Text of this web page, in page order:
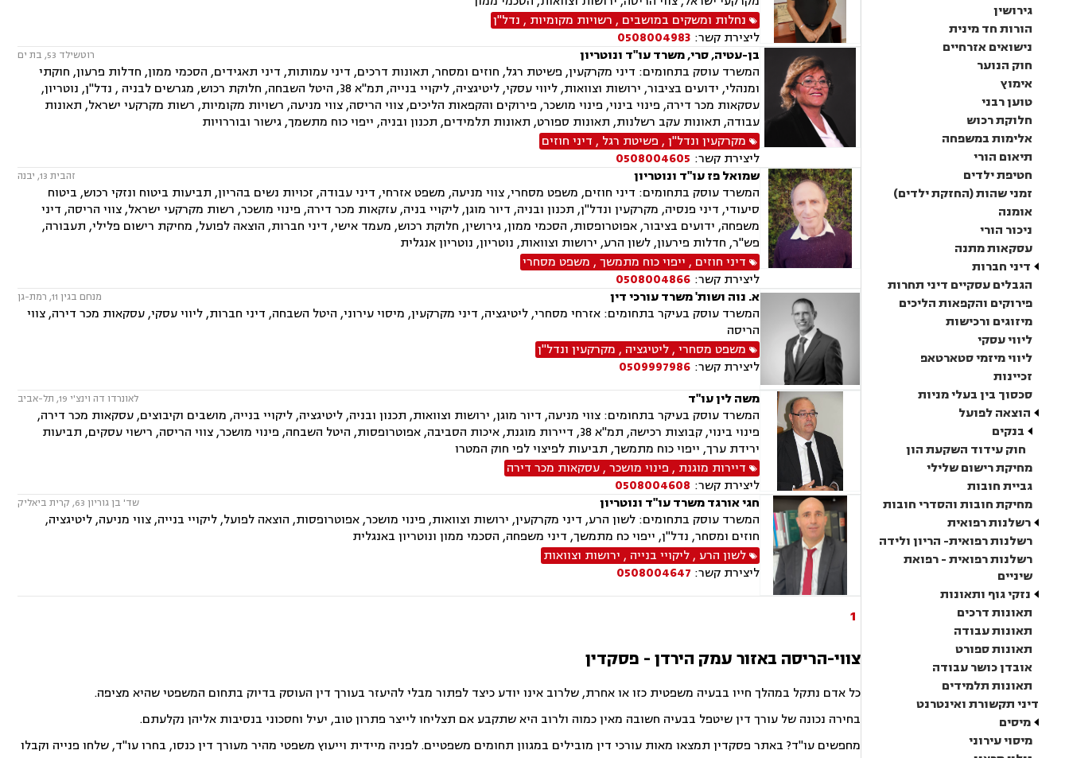
גירושין
הורות חד מינית
נישואים אזרחיים
חוק הנוער
אימוץ
טוען רבני
חלוקת רכוש
אלימות במשפחה
תיאום הורי
חטיפת ילדים
זמני שהות (החזקת ילדים)
אומנה
ניכור הורי
עסקאות מתנה
דיני חברות
הגבלים עסקיים דיני תחרות
פירוקים והקפאות הליכים
מיזוגים ורכישות
ליווי עסקי
ליווי מיזמי סטארטאפ
זכיינות
סכסוך בין בעלי מניות
הוצאה לפועל
בנקים
חוק עידוד השקעת הון
מחיקת רישום שלילי
גביית חובות
מחיקת חובות והסדרי חובות
רשלנות רפואית
רשלנות רפואית- הריון ולידה
רשלנות רפואית - רפואת
שיניים
נזקי גוף ותאונות
תאונות דרכים
תאונות עבודה
תאונות ספורט
אובדן כושר עבודה
תאונות תלמידים
דיני תקשורת ואינטרנט
מיסים
מיסוי עירוני
נחלות ומשקים במושבים , רשויות מקומיות , נדל"ן
ליצירת קשר: 0508004983
בן-עטיה, סרי, משרד עו"ד ונוטריון
רוטשילד 53, בת ים
המשרד עוסק בתחומים: דיני מקרקעין, פשיטת רגל, חוזים ומסחר, תאונות דרכים, דיני עמותות, דיני תאגידים, הסכמי ממון, חדלות פרעון, חוקתי
ומנהלי, ידועים בציבור, ירושות וצוואות, ליווי עסקי, ליטיגציה, ליקויי בנייה, תמ"א 38, היטל השבחה, חלוקת רכוש, מגרשים לבניה , נדל"ן, נוטריון,
עסקאות מכר דירה, פינוי בינוי, פינוי מושכר, פירוקים והקפאות הליכים, צווי הריסה, צווי מניעה, רשויות מקומיות, רשות מקרקעי ישראל, תאונות
עבודה, תאונות עקב רשלנות, תאונות ספורט, תאונות תלמידים, תכנון ובניה, ייפוי כוח מתשמך, גישור ובוררויות
מקרקעין ונדל"ן, פשיטת רגל , דיני חוזים
ליצירת קשר: 0508004605
שמואל פז עו"ד ונוטריון
זהבית 13, יבנה
המשרד עוסק בתחומים: דיני חוזים, משפט מסחרי, צווי מניעה, משפט אזרחי, דיני עבודה, זכויות נשים בהריון, תביעות ביטוח ונזקי רכוש, ביטוח
סיעודי, דיני פנסיה, מקרקעין ונדל"ן, תכנון ובניה, דיור מוגן, ליקויי בניה, עזקאות מכר דירה, פינוי מושכר, רשות מקרקעי ישראל, צווי הריסה, דיני
משפחה, ידועים בציבור, אפוטרופסות, הסכמי ממון, גירושין, חלוקת רכוש, מעמד אישי, דיני חברות, הוצאה לפועל, מחיקת רישום פלילי, תעבורה,
פש"ר, חדלות פירעון, לשון הרע, ירושות וצוואות, נוטריון, נוטריון אנגלית
דיני חוזים , ייפוי כוח מתמשך, משפט מסחרי
ליצירת קשר: 0508004866
א. נוה ושות' משרד עורכי דין
מנחם בגין 11, רמת-גן
המשרד עוסק בעיקר בתחומים: אזרחי מסחרי, ליטיגציה, דיני מקרקעין, מיסוי עירוני, היטל השבחה, דיני חברות, ליווי עסקי, עסקאות מכר דירה, צווי
הריסה
משפט מסחרי,ליטיגציה , מקרקעין ונדל"ן
ליצירת קשר: 0509997986
משה לין עו"ד
לאונרדו דה וינצ'י 19, תל-אביב
המשרד עוסק בעיקר בתחומים: צווי מניעה, דיור מוגן, ירושות וצוואות, תכנון ובניה, ליטיגציה, ליקויי בנייה, מושבים וקיבוצים, עסקאות מכר דירה,
פינוי בינוי, קבוצות רכישה, תמ"א 38, דיירות מוגנת, איכות הסביבה, אפוטרופסות, היטל השבחה, פינוי מושכר, צווי הריסה, רישוי עסקים, תביעות
ירידת ערך, ייפוי כוח מתמשך, תביעות לפיצוי לפי חוק המטרו
דיירות מוגנת , פינוי מושכר,עסקאות מכר דירה
ליצירת קשר: 0508004608
חגי אורגד משרד עו"ד ונוטריון
שד' בן גוריון 63, קרית ביאליק
המשרד עוסק בתחומים: לשון הרע, דיני מקרקעין, ירושות וצוואות, פינוי מושכר, אפוטרופסות, הוצאה לפועל, ליקויי בנייה, צווי מניעה, ליטיגציה,
חוזים ומסחר, נדל"ן, ייפוי כח מתמשך, דיני משפחה, הסכמי ממון ונוטריון באנגלית
לשון הרע ,ליקויי בנייה , ירושות וצוואות
ליצירת קשר: 0508004647
1
צווי-הריסה באזור עמק הירדן - פסקדין
כל אדם נתקל במהלך חייו בבעיה משפטית כזו או אחרת, שלרוב אינו יודע כיצד לפתור מבלי להיעזר בעורך דין העוסק בדיוק בתחום המשפטי שהיא מציפה.
בחירה נכונה של עורך דין שיטפל בבעיה חשובה מאין כמוה ולרוב היא שתקבע אם תצליחו לייצר פתרון טוב, יעיל וחסכוני בנסיבות אליהן נקלעתם.
מחפשים עו"ד? באתר פסקדין תמצאו מאות עורכי דין מובילים במגוון תחומים משפטיים. לפניה מיידית וייעוץ משפטי מהיר מעורך דין כנסו, בחרו עו"ד, שלחו פנייה וקבלו